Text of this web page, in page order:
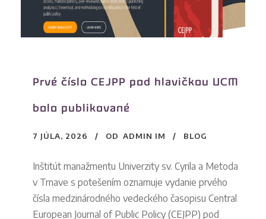
Prvé číslo CEJPP pod hlavičkou UCM
bolo publikované
7 JÚLA, 2026 OD ADMIN IM BLOG
Inštitút manažmentu Univerzity sv. Cyrila a Metoda
v Trnave s potešením oznamuje vydanie prvého
čísla medzinárodného vedeckého časopisu Central
European Journal of Public Policy (CEJPP) pod